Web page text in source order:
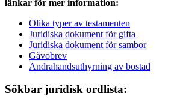
länkar för mer information:
Olika typer av testamenten
Juridiska dokument för gifta
Juridiska dokument för sambor
Gåvobrev
Andrahandsuthyrning av bostad
Sökbar juridisk ordlista: